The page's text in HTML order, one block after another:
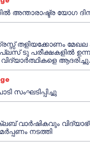
അന്താരാഷ്ട്ര യോഗ
തളിയക്കോണം മേഖല
ടു പരീക്ഷകളിൽ
ആദരിച്ചു.
സംഘടിപ്പിച്ചു
വാർഷികവും
നടത്തി